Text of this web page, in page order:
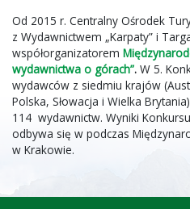
Od 2015 r. Centralny Ośrodek
z Wydawnictwem „Karpaty” i
współorganizatorem
wydawnictwa o górach”. W 5.
wydawców z siedmiu krajów
Polska, Słowacja i Wielka
114 wydawnictw. Wyniki
odbywa się w podczas
w Krakowie.